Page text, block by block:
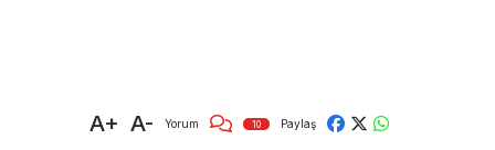
A+ A- Yorum 10 Paylaş